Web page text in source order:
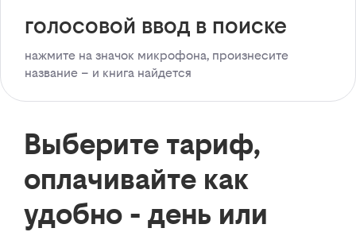
голосовой ввод в поиске
нажмите на значок микрофона, произнесите
название – и книга найдется
Выберите тариф,
оплачивайте как
удобно - день или